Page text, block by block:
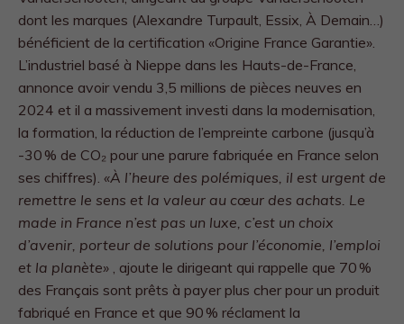
dont les marques (Alexandre Turpault, Essix, À Demain…)
bénéficient de la certification «Origine France Garantie».
L’industriel basé à Nieppe dans les Hauts-de-France,
annonce avoir vendu 3,5 millions de pièces neuves en
2024 et il a massivement investi dans la modernisation,
la formation, la réduction de l’empreinte carbone (jusqu’à
-30 % de CO₂ pour une parure fabriquée en France selon
ses chiffres). «À l’heure des polémiques, il est urgent de
remettre le sens et la valeur au cœur des achats. Le
made in France n’est pas un luxe, c’est un choix
d’avenir, porteur de solutions pour l’économie, l’emploi
et la planète» , ajoute le dirigeant qui rappelle que 70 %
des Français sont prêts à payer plus cher pour un produit
fabriqué en France et que 90 % réclament la